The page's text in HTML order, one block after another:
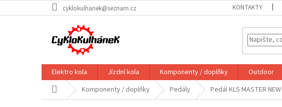
na
cyklokulhanek@seznam.cz KONTAKTY
Elektro kola Jízdní kola Komponenty / doplňky Outdoor
Domů Komponenty / doplňky Pedály Pedál KLS MASTER NEW